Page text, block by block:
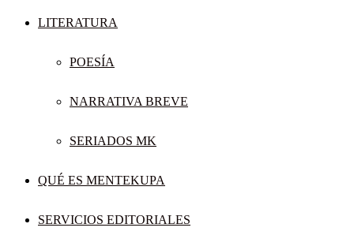
LITERATURA
POESÍA
NARRATIVA BREVE
SERIADOS MK
QUÉ ES MENTEKUPA
SERVICIOS EDITORIALES